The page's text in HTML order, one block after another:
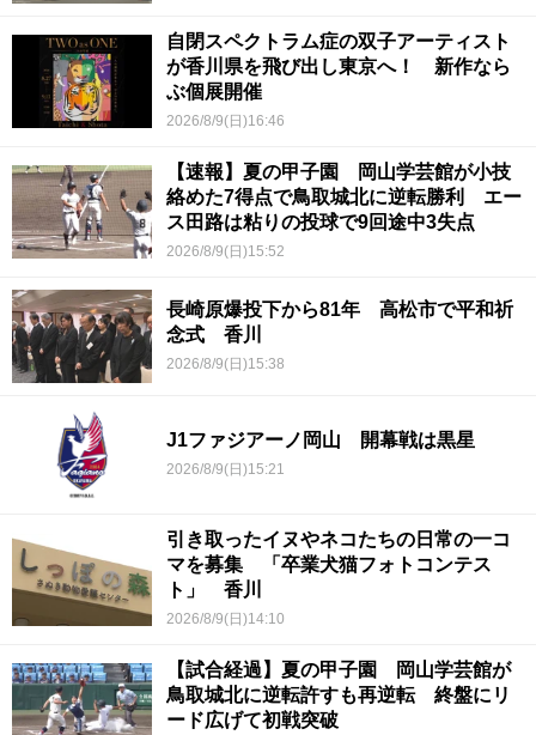
自閉スペクトラム症の双子アーティスト
が香川県を飛び出し東京へ！ 新作なら
ぶ個展開催
2026/8/9(日)16:46
【速報】夏の甲子園 岡山学芸館が小技
絡めた7得点で鳥取城北に逆転勝利 エー
ス田路は粘りの投球で9回途中3失点
2026/8/9(日)15:52
長崎原爆投下から81年 高松市で平和祈
念式 香川
2026/8/9(日)15:38
J1ファジアーノ岡山 開幕戦は黒星
2026/8/9(日)15:21
引き取ったイヌやネコたちの日常の一コ
マを募集 「卒業犬猫フォトコンテス
ト」 香川
2026/8/9(日)14:10
【試合経過】夏の甲子園 岡山学芸館が
鳥取城北に逆転許すも再逆転 終盤にリ
ード広げて初戦突破